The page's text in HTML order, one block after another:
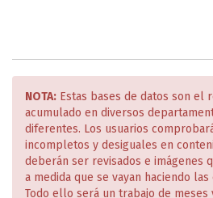
NOTA: Estas bases de datos son el
acumulado en diversos
diferentes. Los usuarios
incompletos y desiguales en
deberán ser revisados e imágenes
a medida que se vayan haciendo
Todo ello será un trabajo de meses